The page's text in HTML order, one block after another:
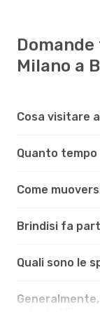
Milano a
Cosa visitare
Quanto
Come
Brindisi fa
Quali sono le